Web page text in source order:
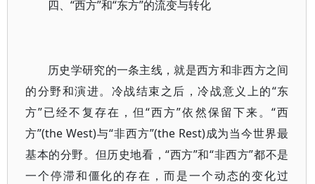
四、“西方”和“东方”的流变与转化
历史学研究的一条主线，就是西方和非西方之间
的分野和演进。冷战结束之后，冷战意义上的“东
方”已经不复存在，但“西方”依然保留下来。“西
方”(the West)与“非西方”(the Rest)成为当今世界最
基本的分野。但历史地看，“西方”和“非西方”都不是
一个停滞和僵化的存在，而是一个动态的变化过